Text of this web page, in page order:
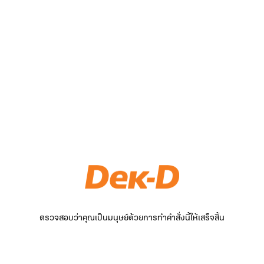
ตรวจสอบว่าคุณเป็นมนุษย์ด้วยการทำคำสั่งนี้ให้เสร็จสิ้น